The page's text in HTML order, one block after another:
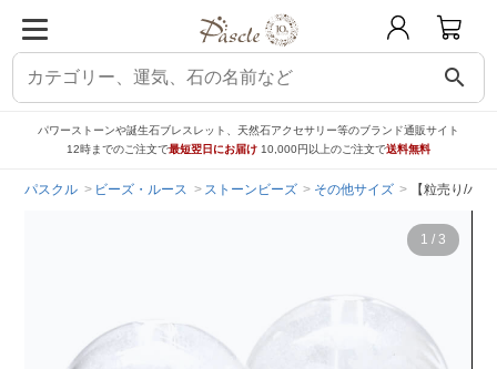
search
パワーストーンや誕生石ブレスレット、天然石アクセサリー等のブランド通販サイト
12時までのご注文で最短翌日にお届け 10,000円以上のご注文で送料無料
パスクル ビーズ・ルース ストーンビーズ その他サイズ 【粒売り/バ
1 / 3